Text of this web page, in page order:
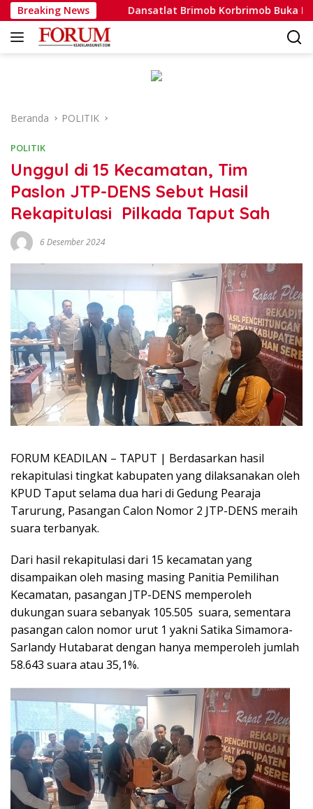
Langsung
ke
konten
Breaking NewsDansatlat Brimob Korbrimob Buka Pelatihan
Beranda POLITIK
POLITIK
Unggul di 15 Kecamatan, Tim
Paslon JTP-DENS Sebut Hasil
Rekapitulasi Pilkada Taput Sah
6 Desember 2024
FORUM KEADILAN – TAPUT | Berdasarkan hasil
rekapitulasi tingkat kabupaten yang dilaksanakan oleh
KPUD Taput selama dua hari di Gedung Pearaja
Tarurung, Pasangan Calon Nomor 2 JTP-DENS meraih
suara terbanyak.
Dari hasil rekapitulasi dari 15 kecamatan yang
disampaikan oleh masing masing Panitia Pemilihan
Kecamatan, pasangan JTP-DENS memperoleh
dukungan suara sebanyak 105.505 suara, sementara
pasangan calon nomor urut 1 yakni Satika Simamora-
Sarlandy Hutabarat dengan hanya memperoleh jumlah
58.643 suara atau 35,1%.